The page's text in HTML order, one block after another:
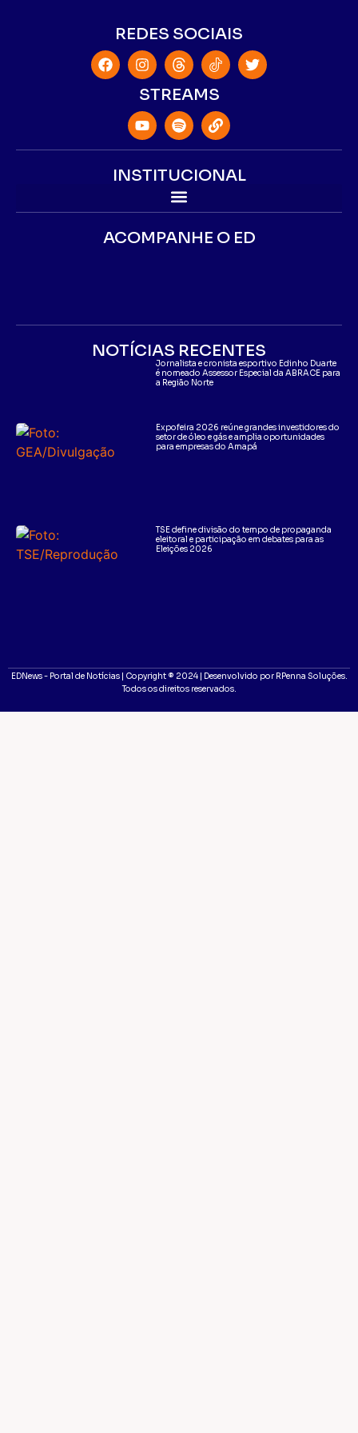
REDES SOCIAIS
STREAMS
INSTITUCIONAL
ACOMPANHE O ED
NOTÍCIAS RECENTES
Jornalista e cronista esportivo Edinho Duarte
é nomeado Assessor Especial da ABRACE para
a Região Norte
Expofeira 2026 reúne grandes investidores do
setor de óleo e gás e amplia oportunidades
para empresas do Amapá
TSE define divisão do tempo de propaganda
eleitoral e participação em debates para as
Eleições 2026
EDNews - Portal de Notícias | Copyright ® 2024 | Desenvolvido por RPenna Soluções.
Todos os direitos reservados.